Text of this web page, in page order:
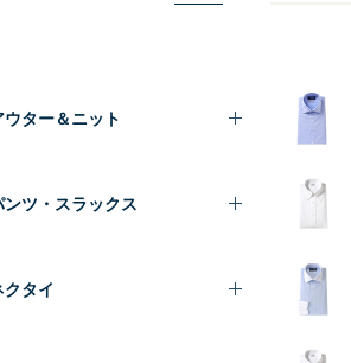
ウター＆ニット
ンツ・スラックス
クタイ